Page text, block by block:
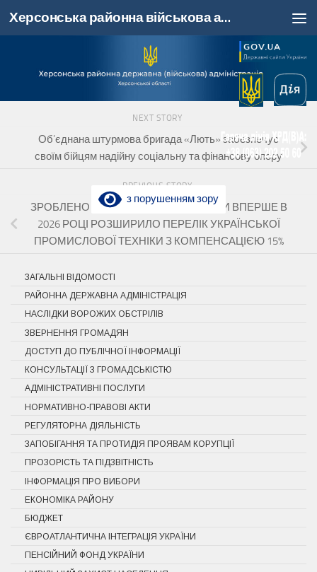
Skip to content Херсонська районна військова адміністрація, Херсонська область
з порушенням зору
NEXT STORY
Об’єднана штурмова бригада «Лють» забезпечує
своїм бійцям надійну соціальну та фінансову опору
PREVIOUS STORY
ЗРОБЛЕНО В УКРАЇНІ: МІНЕКОНОМІКИ ВПЕРШЕ В
2026 РОЦІ РОЗШИРИЛО ПЕРЕЛІК УКРАЇНСЬКОЇ
ПРОМИСЛОВОЇ ТЕХНІКИ З КОМПЕНСАЦІЄЮ 15%
ЗАГАЛЬНІ ВІДОМОСТІ
РАЙОННА ДЕРЖАВНА АДМІНІСТРАЦІЯ
НАСЛІДКИ ВОРОЖИХ ОБСТРІЛІВ
ЗВЕРНЕННЯ ГРОМАДЯН
ДОСТУП ДО ПУБЛІЧНОЇ ІНФОРМАЦІЇ
КОНСУЛЬТАЦІЇ З ГРОМАДСЬКІСТЮ
АДМІНІСТРАТИВНІ ПОСЛУГИ
НОРМАТИВНО-ПРАВОВІ АКТИ
РЕГУЛЯТОРНА ДІЯЛЬНІСТЬ
ЗАПОБІГАННЯ ТА ПРОТИДІЯ ПРОЯВАМ КОРУПЦІЇ
ПРОЗОРІСТЬ ТА ПІДЗВІТНІСТЬ
ІНФОРМАЦІЯ ПРО ВИБОРИ
ЕКОНОМІКА РАЙОНУ
БЮДЖЕТ
ЄВРОАТЛАНТИЧНА ІНТЕГРАЦІЯ УКРАЇНИ
ПЕНСІЙНИЙ ФОНД УКРАЇНИ